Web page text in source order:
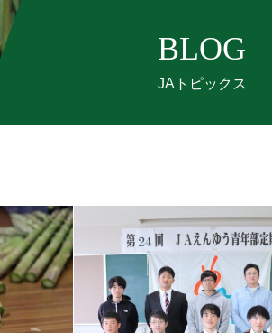
BLOG
JAトピックス